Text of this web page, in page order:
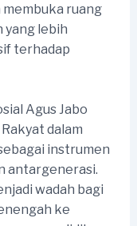
membuka ruang
yang lebih
terhadap
Agus Jabo
dalam
instrumen
antargenerasi.
wadah bagi
ke